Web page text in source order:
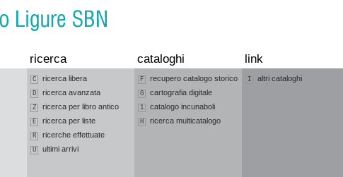
ricerca cataloghi link
C ricerca libera
D ricerca avanzata
Z ricerca per libro antico
E ricerca per liste
R ricerche effettuate
U ultimi arrivi
F recupero catalogo storico
G cartografia digitale
1 catalogo incunaboli
H ricerca multicatalogo
I altri cataloghi